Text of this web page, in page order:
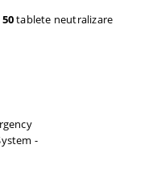
50tablete neutralizare